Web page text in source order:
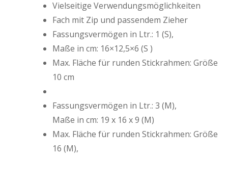
Vielseitige Verwendungsmöglichkeiten
Fach mit Zip und passendem Zieher
Fassungsvermögen in Ltr.: 1 (S),
Maße in cm: 16×12,5×6 (S )
Max. Fläche für runden Stickrahmen: Größe
10 cm
Fassungsvermögen in Ltr.: 3 (M),
Maße in cm: 19 x 16 x 9 (M)
Max. Fläche für runden Stickrahmen: Größe
16 (M),